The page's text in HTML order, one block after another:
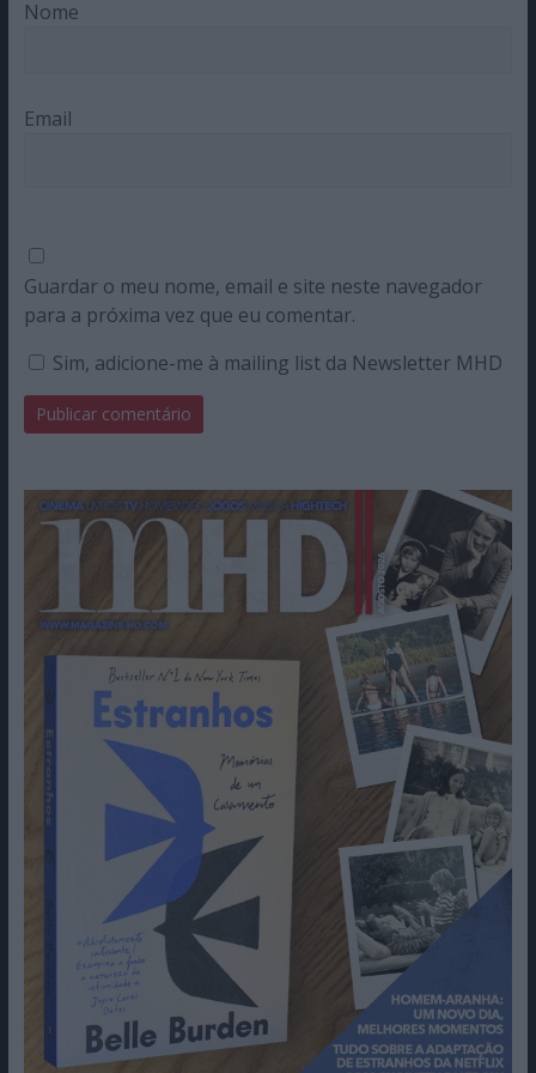
Nome
Email
Guardar o meu nome, email e site neste navegador
para a próxima vez que eu comentar.
Sim, adicione-me à mailing list da Newsletter MHD